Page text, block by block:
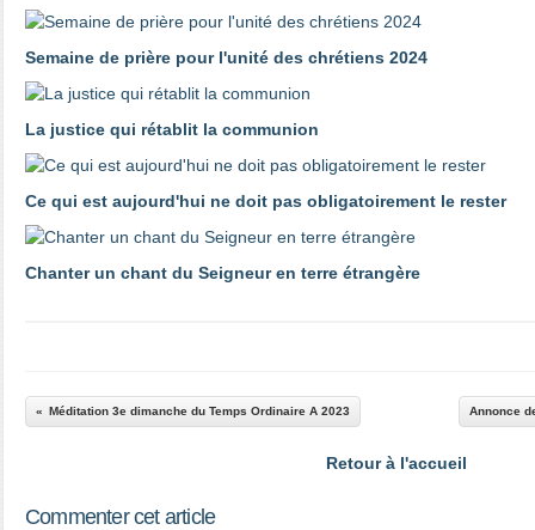
Semaine de prière pour l'unité des chrétiens 2024
La justice qui rétablit la communion
Ce qui est aujourd'hui ne doit pas obligatoirement le rester
Chanter un chant du Seigneur en terre étrangère
Méditation 3e dimanche du Temps Ordinaire A 2023 Annonce
Retour à l'accueil
Commenter cet article